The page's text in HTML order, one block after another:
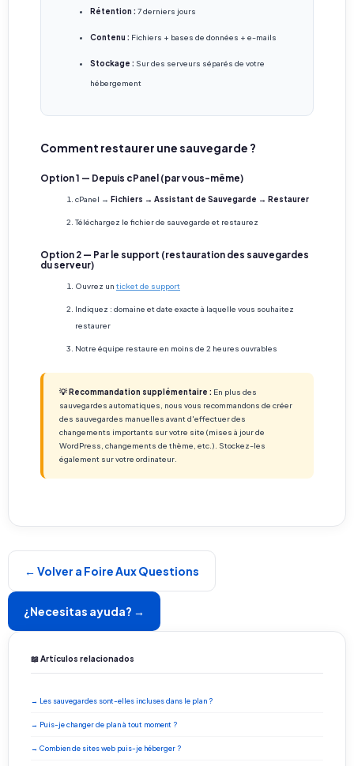
Rétention : 7 derniers jours
Contenu : Fichiers + bases de données + e-mails
Stockage : Sur des serveurs séparés de votre
hébergement
Comment restaurer une sauvegarde ?
Option 1 — Depuis cPanel (par vous-même)
cPanel → Fichiers → Assistant de Sauvegarde → Restaurer
Téléchargez le fichier de sauvegarde et restaurez
Option 2 — Par le support (restauration des sauvegardes
du serveur)
Ouvrez un ticket de support
Indiquez : domaine et date exacte à laquelle vous souhaitez
restaurer
Notre équipe restaure en moins de 2 heures ouvrables
💡 Recommandation supplémentaire : En plus des
sauvegardes automatiques, nous vous recommandons de créer
des sauvegardes manuelles avant d'effectuer des
changements importants sur votre site (mises à jour de
WordPress, changements de thème, etc.). Stockez-les
également sur votre ordinateur.
← Volver a Foire Aux Questions
¿Necesitas ayuda? →
📖 Artículos relacionados
→ Les sauvegardes sont-elles incluses dans le plan ?
→ Puis-je changer de plan à tout moment ?
→ Combien de sites web puis-je héberger ?